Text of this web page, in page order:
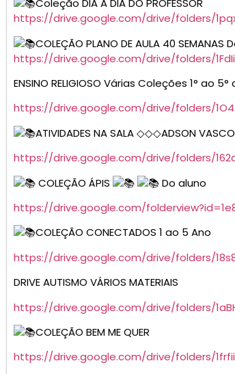
Coleção DIA A DIA DO PROFESSOR
https://drive.google.com/drive/folders/
COLEÇÃO PLANO DE AULA 40 SEMANAS
https://drive.google.com/drive/folders/
ENSINO RELIGIOSO Várias Coleções 1° ao 5°
https://drive.google.com/drive/folders/
ATIVIDADES NA SALA ◇◇◇ADSON
https://drive.google.com/drive/folders/
COLEÇÃO ÁPIS
Do aluno
https://drive.google.com/
COLEÇÃO CONECTADOS 1 ao 5 Ano
https://drive.google.com/drive/folders/
DRIVE AUTISMO VÁRIOS MATERIAIS
https://drive.google.com/drive/folders/
COLEÇÃO BEM ME QUER
https://drive.google.com/drive/folders/